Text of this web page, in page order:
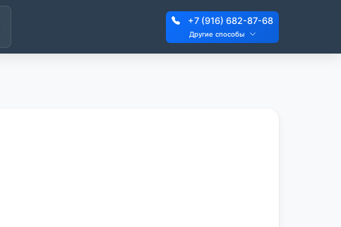
+7 (916) 682-87-68
Другие способы